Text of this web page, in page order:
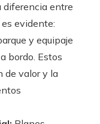
diferencia entre
evidente:
y equipaje
bordo. Estos
de valor y la